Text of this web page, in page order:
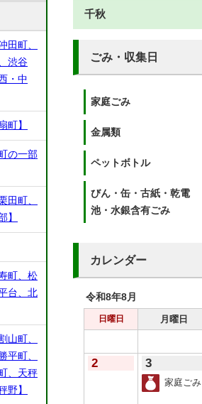
千秋
ごみ・収集日
家庭ごみ
金属類
ペットボトル
びん・缶・古紙・乾電
池・水銀含有ごみ
カレンダー
令和8年8月
日曜日 月曜日
2
3
家庭ごみ
田町、
渋谷
・中
町】
の一部
田町、
】
町、松
台、北
山町、
平町、
、天秤
野】